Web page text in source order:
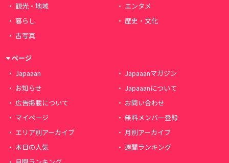
観光・地域
エンタメ
暮らし
歴史・文化
古写真
ページ
Japaaan
Japaaanマガジン
お知らせ
Japaaanについて
広告掲載について
お問い合わせ
マイページ
無料メンバー登録
エリア別アーカイブ
月別アーカイブ
本日の人気
週間ランキング